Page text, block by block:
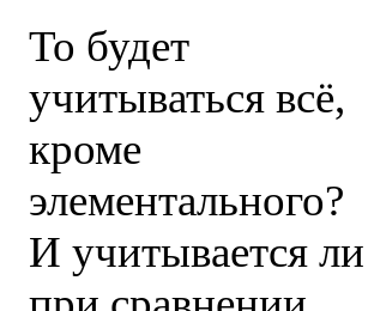
То будет
учитываться всё,
кроме
элементального?
И учитывается ли